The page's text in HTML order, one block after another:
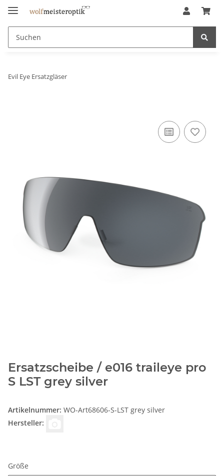
Evil Eye Ersatzgläser
Ersatzscheibe / e016 traileye pro
S LST grey silver
Artikelnummer: WO-Art68606-S-LST grey silver
Hersteller:
Größe